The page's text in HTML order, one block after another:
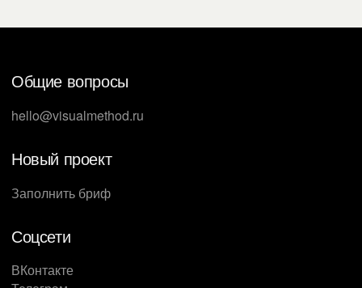
Общие вопросы
hello@visualmethod.ru
Новый проект
Заполнить бриф
Соцсети
ВКонтакте